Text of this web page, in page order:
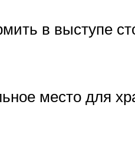
в выступе
место для